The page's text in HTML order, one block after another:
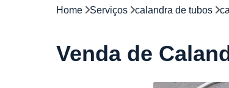
Home Serviços calandra de tubos
Venda de